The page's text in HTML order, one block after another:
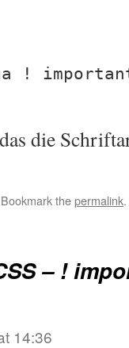
!
die
thepermalink.
– !
14:36